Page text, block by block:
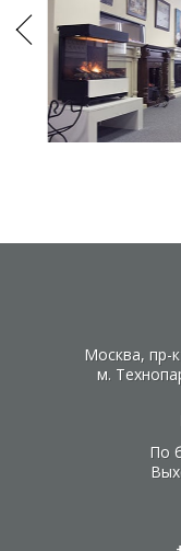
Москва, пр-
м.
По